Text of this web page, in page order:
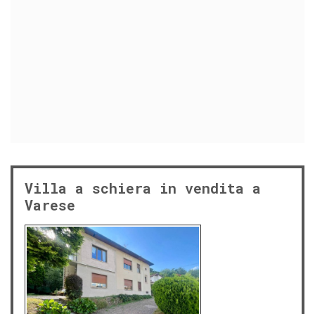
Villa a schiera in vendita a
Varese